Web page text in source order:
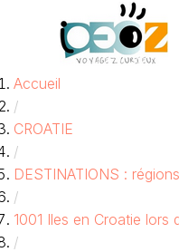
contenu
Accueil
/
CROATIE
/
DESTINATIONS :
/
1001 Iles en Croatie lors
/